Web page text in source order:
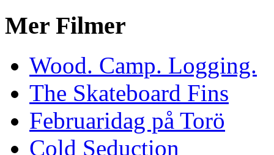
Mer Filmer
Wood. Camp. Logging.
The Skateboard Fins
Februaridag på Torö
Cold Seduction